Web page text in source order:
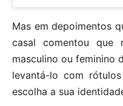
Mas em depoimentos
casal comentou que
masculino ou feminino
levantá-lo com
escolha a sua